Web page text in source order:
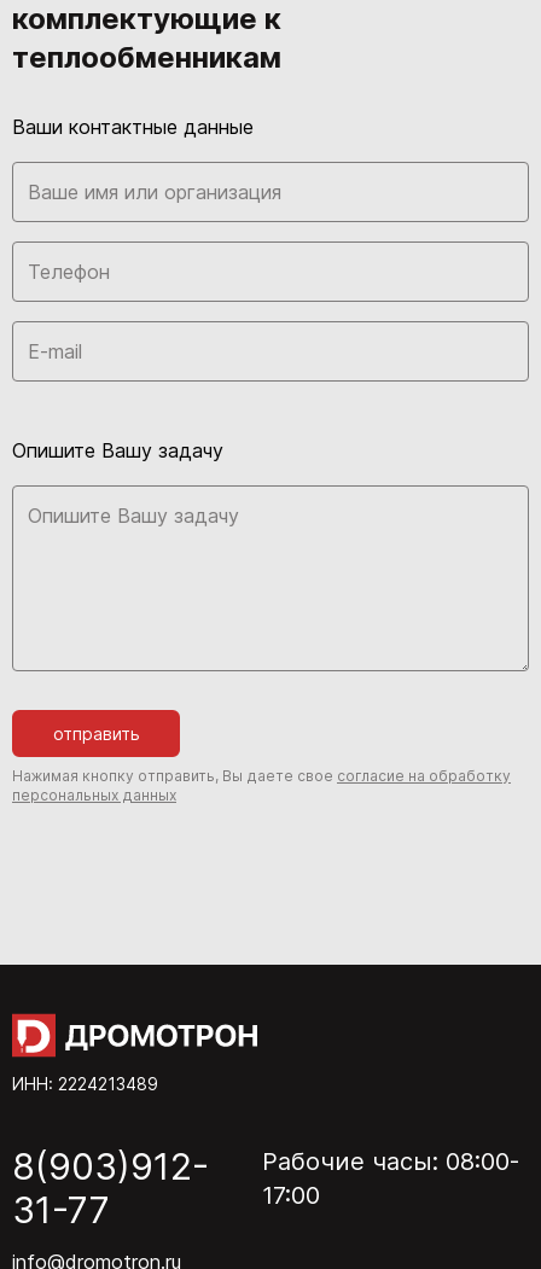
комплектующие к
теплообменникам
Ваши контактные данные
Опишите Вашу задачу
отправить
Нажимая кнопку отправить, Вы даете свое согласие на обработку
персональных данных
ИНН: 2224213489
8(903)912-
31-77
info@dromotron.ru
Рабочие часы: 08:00-
17:00